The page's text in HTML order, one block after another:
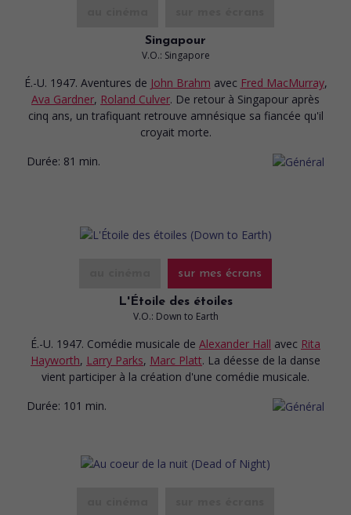
Singapour
V.O.: Singapore
É.-U. 1947. Aventures de John Brahm avec Fred MacMurray,
Ava Gardner, Roland Culver. De retour à Singapour après
cinq ans, un trafiquant retrouve amnésique sa fiancée qu'il
croyait morte.
Durée: 81 min.
sur mes écrans
L'Étoile des étoiles
V.O.: Down to Earth
É.-U. 1947. Comédie musicale de Alexander Hall avec Rita
Hayworth, Larry Parks, Marc Platt. La déesse de la danse
vient participer à la création d'une comédie musicale.
Durée: 101 min.